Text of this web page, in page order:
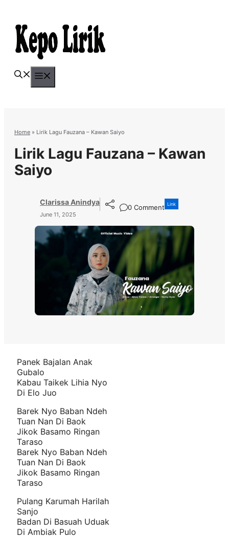
content
Home » Lirik Lagu Fauzana – Kawan Saiyo
Lirik Lagu Fauzana – Kawan
Saiyo
Clarissa Anindya
June 11, 2025
0 Comment Link
Panek Bajalan Anak
Gubalo
Kabau Taikek Lihia Nyo
Di Elo Juo
Barek Nyo Baban Ndeh
Tuan Nan Di Baok
Jikok Basamo Ringan
Taraso
Barek Nyo Baban Ndeh
Tuan Nan Di Baok
Jikok Basamo Ringan
Taraso
Pulang Karumah Harilah
Sanjo
Badan Di Basuah Uduak
Di Ambiak Pulo